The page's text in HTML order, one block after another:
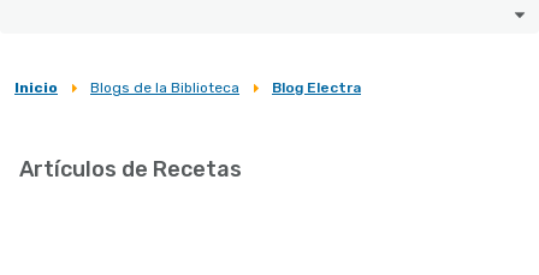
Sobrescribir
de
Inicio Blogs de la Biblioteca Blog Electra
Artículos de Recetas